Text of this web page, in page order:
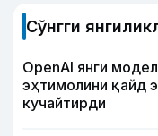
Сўнгги
OpenAI янги
эҳтимолини қайд
кучайтирди